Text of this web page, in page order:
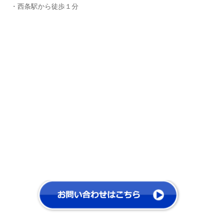
・西条駅から徒歩１分